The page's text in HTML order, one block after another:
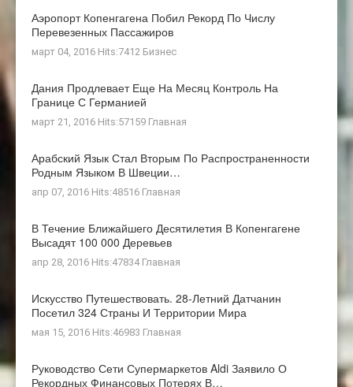
Аэропорт Копенгагена Побил Рекорд По Числу
Перевезенных Пассажиров
март 04, 2016 Hits:7412 Бизнес
Дания Продлевает Еще На Месяц Контроль На
Границе С Германией
март 21, 2016 Hits:57159 Главная
Арабский Язык Стал Вторым По Распространенности
Родным Языком В Швеции…
апр 07, 2016 Hits:48516 Главная
В Течение Ближайшего Десятилетия В Копенгагене
Высадят 100 000 Деревьев
апр 28, 2016 Hits:47834 Главная
Искусство Путешествовать. 28-Летний Датчанин
Посетил 324 Страны И Территории Мира
мая 15, 2016 Hits:46983 Главная
Руководство Сети Супермаркетов Aldi Заявило О
Рекордных Финансовых Потерях В…